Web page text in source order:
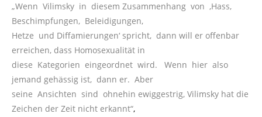
„Wenn Vilimsky in diesem Zusammenhang von ‚Hass,
Beschimpfungen, Beleidigungen,
Hetze und Diffamierungen‘ spricht, dann will er offenbar
erreichen, dass Homosexualität in
diese Kategorien eingeordnet wird. Wenn hier also
jemand gehässig ist, dann er. Aber
seine Ansichten sind ohnehin ewiggestrig, Vilimsky hat die
Zeichen der Zeit nicht erkannt“,